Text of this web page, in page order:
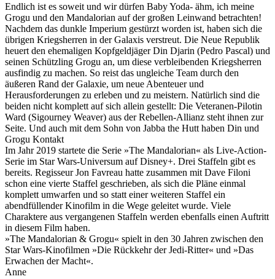
Endlich ist es soweit und wir dürfen Baby Yoda- ähm, ich meine
Grogu und den Mandalorian auf der großen Leinwand betrachten!
Nachdem das dunkle Imperium gestürzt worden ist, haben sich die
übrigen Kriegsherren in der Galaxis verstreut. Die Neue Republik
heuert den ehemaligen Kopfgeldjäger Din Djarin (Pedro Pascal) und
seinen Schützling Grogu an, um diese verbleibenden Kriegsherren
ausfindig zu machen. So reist das ungleiche Team durch den
äußeren Rand der Galaxie, um neue Abenteuer und
Herausforderungen zu erleben und zu meistern. Natürlich sind die
beiden nicht komplett auf sich allein gestellt: Die Veteranen-Pilotin
Ward (Sigourney Weaver) aus der Rebellen-Allianz steht ihnen zur
Seite. Und auch mit dem Sohn von Jabba the Hutt haben Din und
Grogu Kontakt
Im Jahr 2019 startete die Serie »The Mandalorian« als Live-Action-
Serie im Star Wars-Universum auf Disney+. Drei Staffeln gibt es
bereits. Regisseur Jon Favreau hatte zusammen mit Dave Filoni
schon eine vierte Staffel geschrieben, als sich die Pläne einmal
komplett umwarfen und so statt einer weiteren Staffel ein
abendfüllender Kinofilm in die Wege geleitet wurde. Viele
Charaktere aus vergangenen Staffeln werden ebenfalls einen Auftritt
in diesem Film haben.
»The Mandalorian & Grogu« spielt in den 30 Jahren zwischen den
Star Wars-Kinofilmen »Die Rückkehr der Jedi-Ritter« und »Das
Erwachen der Macht«.
Anne